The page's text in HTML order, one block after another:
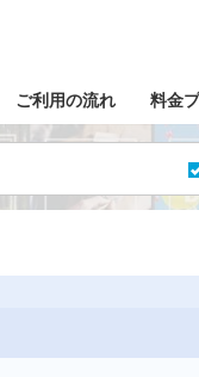
ご利用の流れ 料金